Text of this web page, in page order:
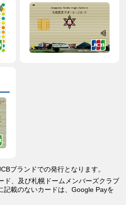
ブランドでの発行となります。
ド、及び札幌ドームメンバーズクラブ
記載のないカードは、Google Payを